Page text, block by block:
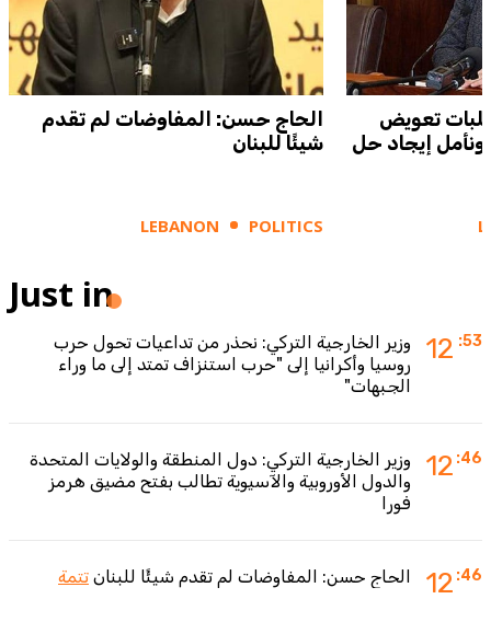
الحاج حسن: المفاوضات لم تقدم
شيئًا للبنان
LEBANON POLITICS
تعويض
ونأمل إيجاد حل
Just in
12 :53
وزير الخارجية التركي: نحذر من تداعيات تحول حرب
روسيا وأكرانيا إلى "حرب استنزاف تمتد إلى ما وراء
الجبهات"
12 :46
وزير الخارجية التركي: دول المنطقة والولايات المتحدة
والدول الأوروبية والآسيوية تطالب بفتح مضيق هرمز
فورا
12 :46 الحاج حسن: المفاوضات لم تقدم شيئًا للبنان تتمة